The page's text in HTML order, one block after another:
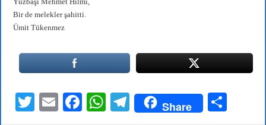
Bir de melekler şahitti.
Ümit Tükenmez
T
E
Fa W Te
Share